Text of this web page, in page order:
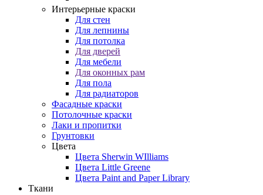
Интерьерные краски
Для стен
Для лепнины
Для потолка
Для дверей
Для мебели
Для оконных рам
Для пола
Для радиаторов
Фасадные краски
Потолочные краски
Лаки и пропитки
Грунтовки
Цвета
Цвета Sherwin WIlliams
Цвета Little Greene
Цвета Paint and Paper Library
Ткани